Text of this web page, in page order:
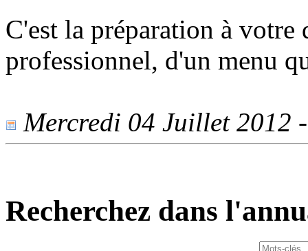
C'est la préparation à
professionnel, d'un menu
Mercredi 04 Juillet 2012
Recherchez dans